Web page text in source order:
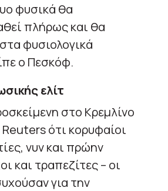
φυσικά θα
πλήρως και θα
φυσιολογικά
ο Πεσκόφ.
ελίτ
στο Κρεμλίνο
ότι κορυφαίοι
νυν και πρώην
και τραπεζίτες – οι
για την